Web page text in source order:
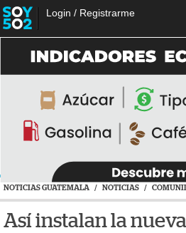
Login / Registrarme
NOTICIAS GUATEMALA / NOTICIAS /
Así instalan la